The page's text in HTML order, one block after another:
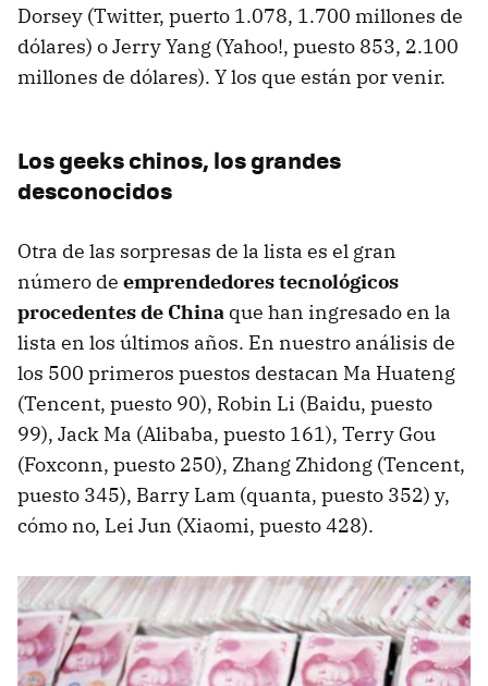
Dorsey (Twitter, puerto 1.078, 1.700 millones de
dólares) o Jerry Yang (Yahoo!, puesto 853, 2.100
millones de dólares). Y los que están por venir.
Los geeks chinos, los grandes
desconocidos
Otra de las sorpresas de la lista es el gran
número de emprendedores tecnológicos
procedentes de China que han ingresado en la
lista en los últimos años. En nuestro análisis de
los 500 primeros puestos destacan Ma Huateng
(Tencent, puesto 90), Robin Li (Baidu, puesto
99), Jack Ma (Alibaba, puesto 161), Terry Gou
(Foxconn, puesto 250), Zhang Zhidong (Tencent,
puesto 345), Barry Lam (quanta, puesto 352) y,
cómo no, Lei Jun (Xiaomi, puesto 428).